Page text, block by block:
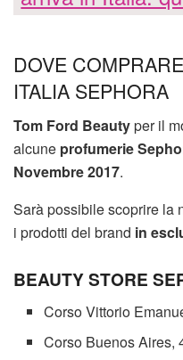
DOVE
ITALIA SEPHORA
Tom Ford Beautyper il
alcune profumerie
Novembre 2017.
Sarà possibile scoprire la
i prodotti del brand in
BEAUTY STORE
Corso Vittorio
Corso Buenos Aires,